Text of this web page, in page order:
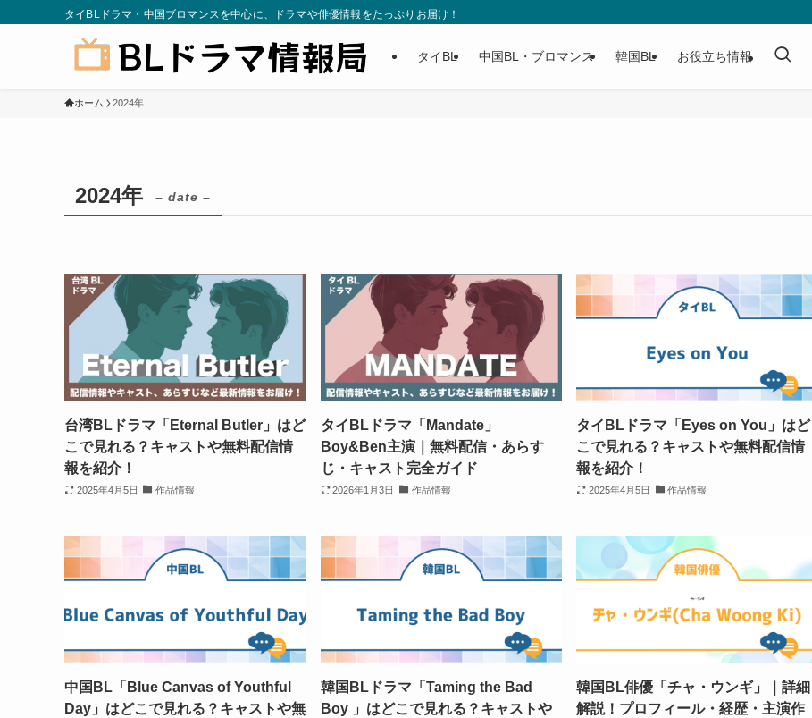
タイBLドラマ・中国ブロマンスを中心に、ドラマや俳優情報をたっぷりお届け！
タイBL 中国BL・ブロマンス 韓国BL お役立ち情報
ホーム 2024年
2024年 – date –
台湾BLドラマ「Eternal Butler」はど
こで見れる？キャストや無料配信情
報を紹介！
2025年4月5日 作品情報
タイBLドラマ「Mandate」
Boy&Ben主演｜無料配信・あらす
じ・キャスト完全ガイド
2026年1月3日 作品情報
タイBLドラマ「Eyes on You」はど
こで見れる？キャストや無料配信情
報を紹介！
2025年4月5日 作品情報
中国BL「Blue Canvas of Youthful
Day」はどこで見れる？キャストや無
韓国BLドラマ「Taming the Bad
Boy 」はどこで見れる？キャストや
韓国BL俳優「チャ・ウンギ」｜詳細
解説！プロフィール・経歴・主演作